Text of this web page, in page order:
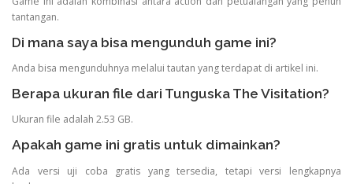
tantangan.
Di mana saya bisa mengunduh game ini?
Anda bisa mengunduhnya melalui tautan yang terdapat di artikel ini.
Berapa ukuran file dari Tunguska The Visitation?
Ukuran file adalah 2.53 GB.
Apakah game ini gratis untuk dimainkan?
Ada versi uji coba gratis yang tersedia, tetapi versi lengkapnya